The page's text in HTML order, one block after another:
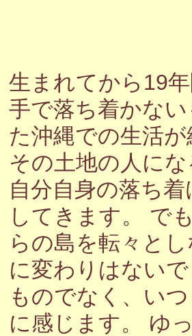
生まれてから19
手で落ち着かな
た沖縄での生活
その土地の人に
自分自身の落ち
してきます。 で
らの島を転々と
に変わりはない
ものでなく、い
に感じます。 ゆ